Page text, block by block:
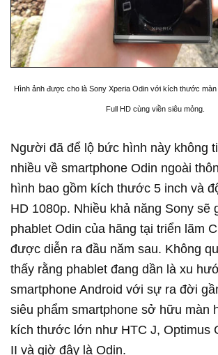
Hình ảnh được cho là Sony Xperia Odin với kích thước màn
Full HD cùng viền siêu mỏng.
Người đã để lộ bức hình này không
nhiều về smartphone Odin ngoài
hình bao gồm kích thước 5 inch và
HD 1080p. Nhiều khả năng Sony sẽ
phablet Odin của hãng tại triển lãm
được diễn ra đầu năm sau. Không
thấy rằng phablet đang dần là xu
smartphone Android với sự ra đời
siêu phẩm smartphone sở hữu màn
kích thước lớn như HTC J, Optimus
II và giờ đây là Odin.